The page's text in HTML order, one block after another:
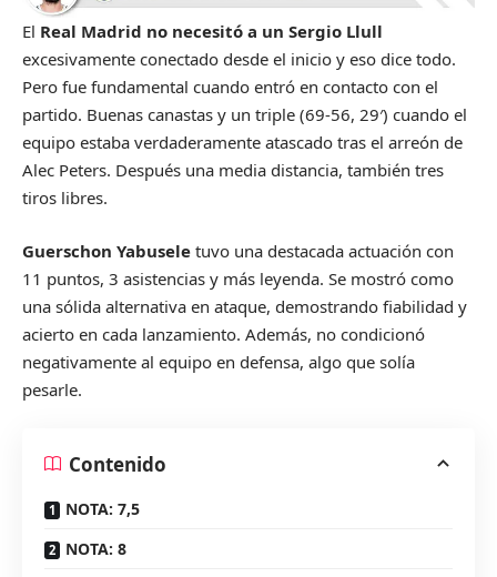
El Real Madrid no necesitó a un Sergio Llull
excesivamente conectado desde el inicio y eso dice todo.
Pero fue fundamental cuando entró en contacto con el
partido. Buenas canastas y un triple (69-56, 29′) cuando el
equipo estaba verdaderamente atascado tras el arreón de
Alec Peters. Después una media distancia, también tres
tiros libres.
Guerschon Yabusele tuvo una destacada actuación con
11 puntos, 3 asistencias y más leyenda. Se mostró como
una sólida alternativa en ataque, demostrando fiabilidad y
acierto en cada lanzamiento. Además, no condicionó
negativamente al equipo en defensa, algo que solía
pesarle.
Contenido
NOTA: 7,5
NOTA: 8